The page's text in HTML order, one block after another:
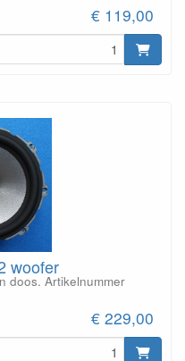
€ 119,00
woofer
doos. Artikelnummer
€ 229,00